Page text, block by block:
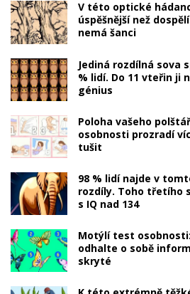
V této optické
úspěšnější než
nemá šanci
Jediná rozdílná sova
% lidí. Do 11 vteřin ji
génius
Poloha vašeho
osobnosti prozradí
tušit
98 % lidí najde v
rozdíly. Toho třetího
s IQ nad 134
Motýlí test
odhalte o sobě
skryté